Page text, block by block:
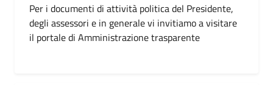
Per i documenti di attività politica del Presidente,
degli assessori e in generale vi invitiamo a visitare
il portale di Amministrazione trasparente